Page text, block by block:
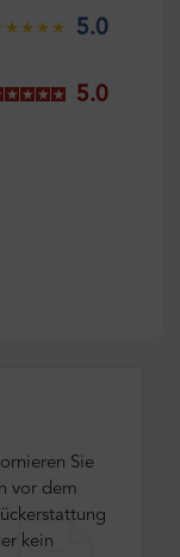
5.0
5.0
Sie
vor dem
kein